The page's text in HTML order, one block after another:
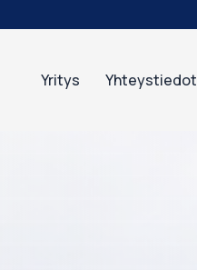
Yritys Yhteystiedot